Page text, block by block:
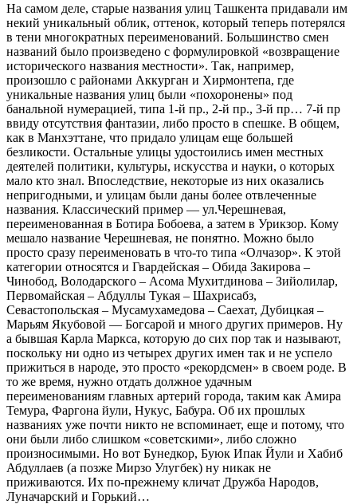
На самом деле, старые названия улиц Ташкента придавали им
некий уникальный облик, оттенок, который теперь потерялся
в тени многократных переименований. Большинство смен
названий было произведено с формулировкой «возвращение
исторического названия местности». Так, например,
произошло с районами Аккурган и Хирмонтепа, где
уникальные названия улиц были «похоронены» под
банальной нумерацией, типа 1-й пр., 2-й пр., 3-й пр… 7-й пр
ввиду отсутствия фантазии, либо просто в спешке. В общем,
как в Манхэттане, что придало улицам еще большей
безликости. Остальные улицы удостоились имен местных
деятелей политики, культуры, искусства и науки, о которых
мало кто знал. Впоследствие, некоторые из них оказались
непригодными, и улицам были даны более отвлеченные
названия. Классический пример — ул.Черешневая,
переименованная в Ботира Бобоева, а затем в Урикзор. Кому
мешало название Черешневая, не понятно. Можно было
просто сразу переименовать в что-то типа «Олчазор». К этой
категории относятся и Гвардейская – Обида Закирова –
Чинобод, Володарского – Асома Мухитдинова – Зийолилар,
Первомайская – Абдуллы Тукая – Шахрисабз,
Севастопольская – Мусамухамедова – Саехат, Дубицкая –
Марьям Якубовой — Богсарой и много других примеров. Ну
а бывшая Карла Маркса, которую до сих пор так и называют,
поскольку ни одно из четырех других имен так и не успело
прижиться в народе, это просто «рекордсмен» в своем роде. В
то же время, нужно отдать должное удачным
переименованиям главных артерий города, таким как Амира
Темура, Фаргона йули, Нукус, Бабура. Об их прошлых
названиях уже почти никто не вспоминает, еще и потому, что
они были либо слишком «советскими», либо сложно
произносимыми. Но вот Бунедкор, Буюк Ипак Йули и Хабиб
Абдуллаев (а позже Мирзо Улугбек) ну никак не
приживаются. Их по-прежнему кличат Дружба Народов,
Луначарский и Горький…